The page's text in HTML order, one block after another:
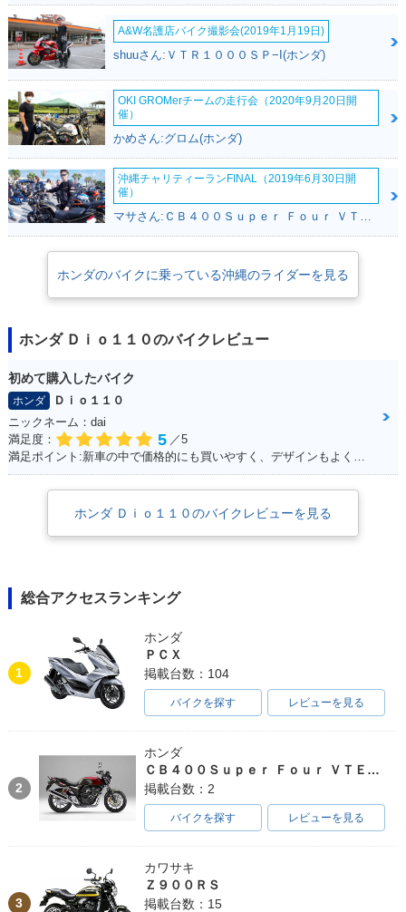
2017年 Dio 110・
カラーチェンジ
2015年 Dio 110・
フルモデルチェンジ
2013年 Dio 110・
カラーチェンジ
2011年 Dio 110・
新登場
Breeze 110
A&W名護店バイク撮影会(2019年1月19日)
shuuさん:ＶＴＲ１０００ＳＰ−I(ホンダ)
OKI GROMerチームの走行会（2020年9月20日開
催）
かめさん:グロム(ホンダ)
沖縄チャリティーランFINAL（2019年6月30日開
催）
ホンダのバイクに乗っている沖縄のライダーを見る
ホンダ Ｄｉｏ１１０のバイクレビュー
初めて購入したバイク
ホンダ
Ｄｉｏ１１０
ニックネーム：dai
満足度：
5 ／5
ホンダ Ｄｉｏ１１０のバイクレビューを見る
総合アクセスランキング
1
ホンダ
ＰＣＸ
掲載台数：104
バイクを探す レビューを見る
2
ホンダ
ＣＢ４００Ｓｕｐｅｒ Ｆｏｕｒ ＶＴＥＣ ＳＰＥＣ３
掲載台数：2
バイクを探す レビューを見る
3
カワサキ
Ｚ９００ＲＳ
掲載台数：15